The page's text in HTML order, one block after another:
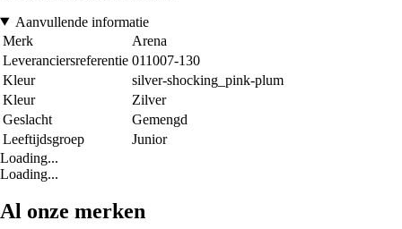
Aanvullende informatie
Merk
Arena
Leveranciersreferentie 011007-130
Kleur
silver-shocking_pink-plum
Kleur
Zilver
Geslacht
Gemengd
Leeftijdsgroep
Junior
Loading...
Loading...
Al onze merken